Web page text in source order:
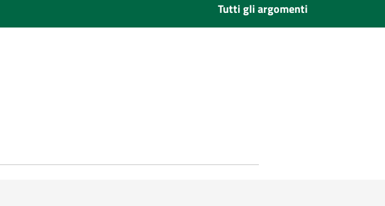
Tutti gli argomenti